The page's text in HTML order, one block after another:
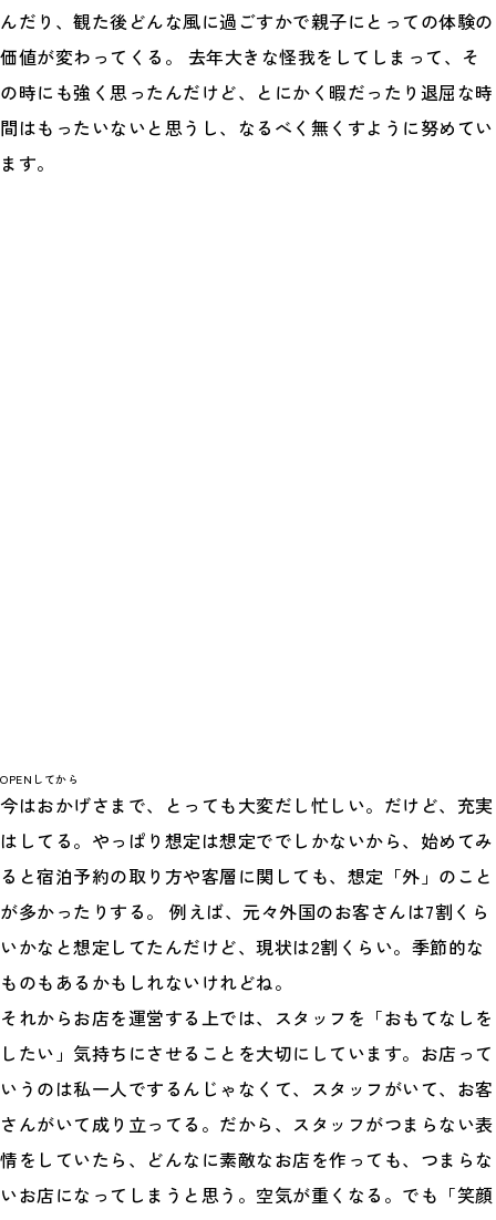
んだり、観た後どんな風に過ごすかで親子にとっての体験の
価値が変わってくる。 去年大きな怪我をしてしまって、そ
の時にも強く思ったんだけど、とにかく暇だったり退屈な時
間はもったいないと思うし、なるべく無くすように努めてい
ます。
OPENしてから
今はおかげさまで、とっても大変だし忙しい。だけど、充実
はしてる。やっぱり想定は想定ででしかないから、始めてみ
ると宿泊予約の取り方や客層に関しても、想定「外」のこと
が多かったりする。 例えば、元々外国のお客さんは7割くら
いかなと想定してたんだけど、現状は2割くらい。季節的な
ものもあるかもしれないけれどね。
それからお店を運営する上では、スタッフを「おもてなしを
したい」気持ちにさせることを大切にしています。お店って
いうのは私一人でするんじゃなくて、スタッフがいて、お客
さんがいて成り立ってる。だから、スタッフがつまらない表
情をしていたら、どんなに素敵なお店を作っても、つまらな
いお店になってしまうと思う。空気が重くなる。でも「笑顔